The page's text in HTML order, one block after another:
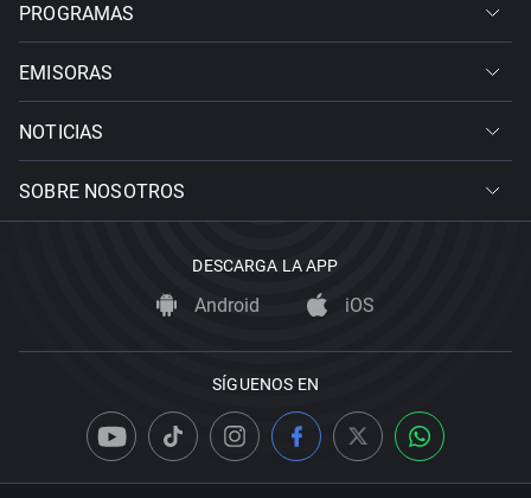
PROGRAMAS
EMISORAS
NOTICIAS
SOBRE NOSOTROS
DESCARGA LA APP
Android iOS
SÍGUENOS EN